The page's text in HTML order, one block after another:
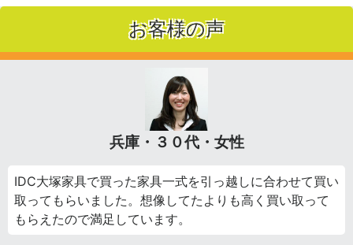
お客様の声
兵庫・３０代・女性
IDC大塚家具で買った家具一式を引っ越しに合わせて買い
取ってもらいました。想像してたよりも高く買い取って
もらえたので満足しています。